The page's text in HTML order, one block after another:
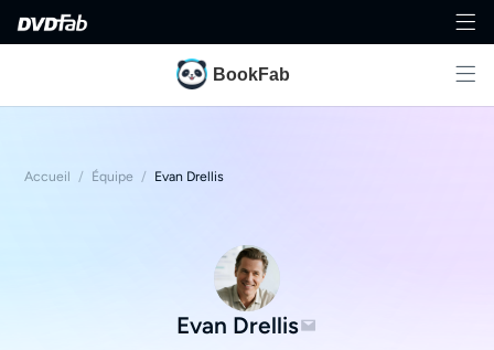
BookFab
Accueil / Équipe / Evan Drellis
Evan Drellis